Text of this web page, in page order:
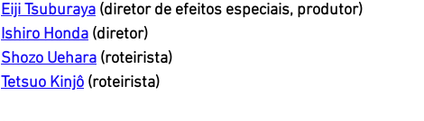
Eiji Tsuburaya (diretor de efeitos especiais, produtor)
Ishiro Honda (diretor)
Shozo Uehara (roteirista)
Tetsuo Kinjô (roteirista)